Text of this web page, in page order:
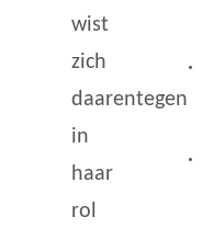
wist
zich
daarentegen
in
haar
rol